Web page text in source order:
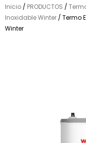
Inicio / PRODUCTOS /
Inoxidable Winter / Termo
Winter